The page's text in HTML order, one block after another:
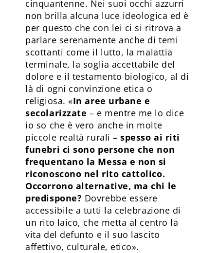
cinquantenne. Nei suoi occhi azzurri
non brilla alcuna luce ideo­logica ed è
per questo che con lei ci si ritrova a
parlare serenamente anche di temi
scottanti come il lutto, la malattia
terminale, la soglia accettabile del
dolore e il testamento biologico, al di
là di ogni convinzione etica o
religiosa. «In aree urbane e
secolarizzate – e mentre me lo dice
io so che è vero anche in molte
piccole realtà rurali –spesso ai riti
funebri ci sono persone che non
frequentano la Messa e non si
riconoscono nel rito cattolico.
Occorrono alternative, ma chi le
predispone? Dovrebbe essere
accessibile a tutti la celebrazione di
un rito laico, che metta al centro la
vita del defunto e il suo lascito
affettivo, culturale, etico».